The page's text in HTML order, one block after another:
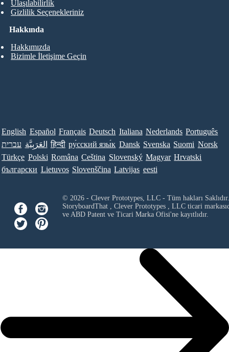
Hakkında
Hakkımızda
Bizimle İletişime Geçin
Ulaşılabilirlik
Gizlilik Seçenekleriniz
English Español Français Deutsch Italiana Nederlands Português
עברית العَرَبِيَّة हिन्दी ру́сский язы́к Dansk Svenska Suomi Norsk
Türkçe Polski Româna Ceština Slovenský Magyar Hrvatski
български Lietuvos Slovenščina Latvijas eesti
© 2026 - Clever Prototypes, LLC - Tüm hakları Saklıdır.
StoryboardThat , Clever Prototypes , LLCticari
ve ABD Patent ve Ticari Marka Ofisi'ne kayıtlıdır.